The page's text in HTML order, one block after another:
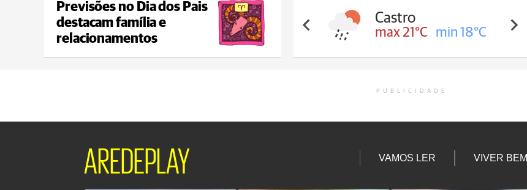
Previsões no Dia dos Pais
destacam família e
relacionamentos
Ponta Grossa
max 20°C min 18°C
Castro
max 21°C min 18°C
PUBLICIDADE
AREDEPLAY VAMOS LER VIVER BEM